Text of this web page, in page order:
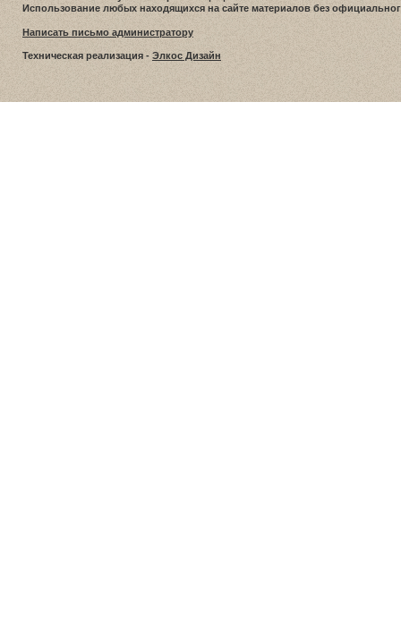
Использование любых находящихся на сайте материалов без
Написать письмо администратору
Техническая реализация - Элкос Дизайн